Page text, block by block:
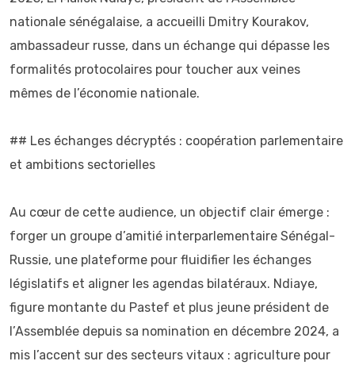
nationale sénégalaise, a accueilli Dmitry Kourakov,
ambassadeur russe, dans un échange qui dépasse les
formalités protocolaires pour toucher aux veines
mêmes de l’économie nationale.
## Les échanges décryptés : coopération parlementaire
et ambitions sectorielles
Au cœur de cette audience, un objectif clair émerge :
forger un groupe d’amitié interparlementaire Sénégal-
Russie, une plateforme pour fluidifier les échanges
législatifs et aligner les agendas bilatéraux. Ndiaye,
figure montante du Pastef et plus jeune président de
l’Assemblée depuis sa nomination en décembre 2024, a
mis l’accent sur des secteurs vitaux : agriculture pour